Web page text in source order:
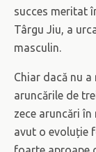
succes meritat
Târgu Jiu, a
masculin.
Chiar dacă nu
aruncările de
zece aruncări
avut o evoluție